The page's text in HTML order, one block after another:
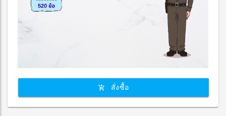
สั่งซื้อ